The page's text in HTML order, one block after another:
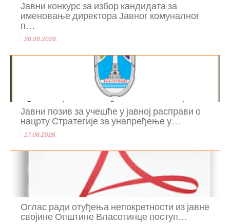
Јавни конкурс за избор кандидата за
именовање директора Јавног комуналног
п...
26.06.2026.
Јавни позив за учешће у јавној расправи о
нацрту Стратегије за унапређење у...
17.06.2026.
Оглас ради отуђења непокретности из јавне
својине Општине Власотинце поступ...